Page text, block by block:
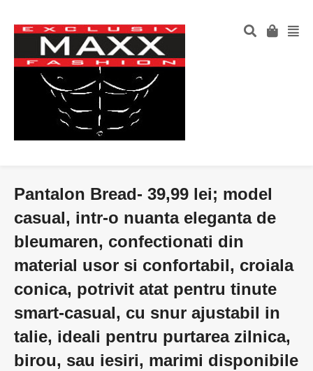
Pantalon Bread- 39,99 lei; model
casual, intr-o nuanta eleganta de
bleumaren, confectionati din
material usor si confortabil, croiala
conica, potrivit atat pentru tinute
smart-casual, cu snur ajustabil in
talie, ideali pentru purtarea zilnica,
birou, sau iesiri, marimi disponibile